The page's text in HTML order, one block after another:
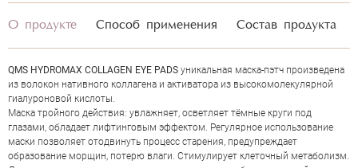
О продукте Способ применения Состав продукта
QMS HYDROMAX COLLAGEN EYE PADS уникальная маска-пэтч произведена
из волокон нативного коллагена и активатора из высокомолекулярной
гиалуроновой кислоты.
Маска тройного действия: увлажняет, осветляет тёмные круги под
глазами, обладает лифтинговым эффектом. Регулярное использование
маски позволяет отодвинуть процесс старения, предупреждает
образование морщин, потерю влаги. Стимулирует клеточный метаболизм.